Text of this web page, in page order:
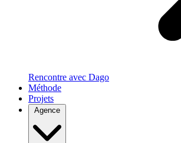
Rencontre avec Dago
Méthode
Projets
Agence